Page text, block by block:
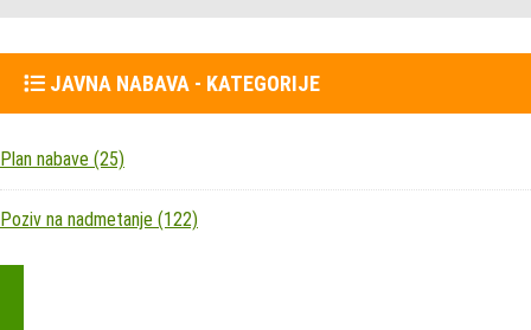
JAVNA NABAVA - KATEGORIJE
Plan nabave (25)
Poziv na nadmetanje (122)